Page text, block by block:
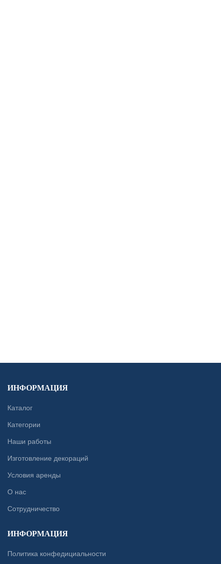
ИНФОРМАЦИЯ
Каталог
Категории
Наши работы
Изготовление декораций
Условия аренды
О нас
Сотрудничество
ИНФОРМАЦИЯ
Политика конфедициальности